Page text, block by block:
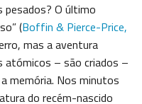
O último
(Boffin & Pierce-Price,
mas a aventura
atómicos – são criados –
memória. Nos minutos
do recém-nascido